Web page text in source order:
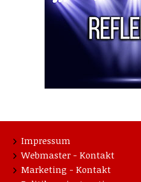
Impressum
Webmaster - Kontakt
Marketing - Kontakt